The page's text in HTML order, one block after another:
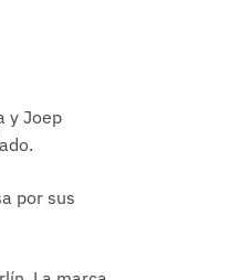
y Joep
por sus